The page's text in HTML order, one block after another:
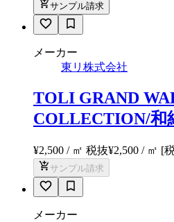
サンプル請求
メーカー
東リ株式会社
TOLI GRAND
COLLECTION/和
¥2,500 / ㎡ 税抜¥2,500 / ㎡ [
サンプル請求
メーカー